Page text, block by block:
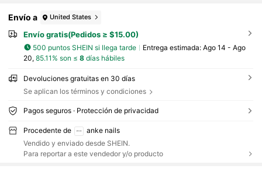
Envío a United States
Envío gratis(Pedidos ≥ $15.00)
500 puntos SHEIN si llega tarde Entrega estimada: Ago 14 - Ago
20, 85.11% son ≤ 8días hábiles
Devoluciones gratuitas en 30 días
Se aplican los términos y condiciones
Pagos seguros · Protección de privacidad
Procedente de
anke nails
Vendido y enviado desde SHEIN.
Para reportar a este vendedor y/o producto